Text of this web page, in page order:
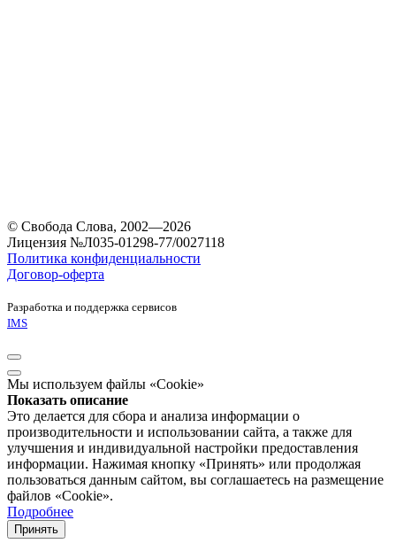
© Свобода Слова, 2002—2026
Лицензия №Л035-01298-77/0027118
Политика конфиденциальности
Договор-оферта
Разработка и поддержка сервисов
IMS
Мы используем файлы «Cookie»
Показать описание
Это делается для сбора и анализа информации о
производительности и использовании сайта, а также для
улучшения и индивидуальной настройки предоставления
информации. Нажимая кнопку «Принять» или продолжая
пользоваться данным сайтом, вы соглашаетесь на размещение
файлов «Cookie».
Подробнее
Принять